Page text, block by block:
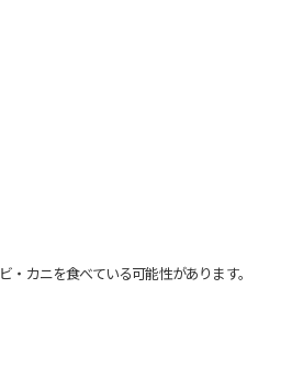
カニを食べている可能性があります。